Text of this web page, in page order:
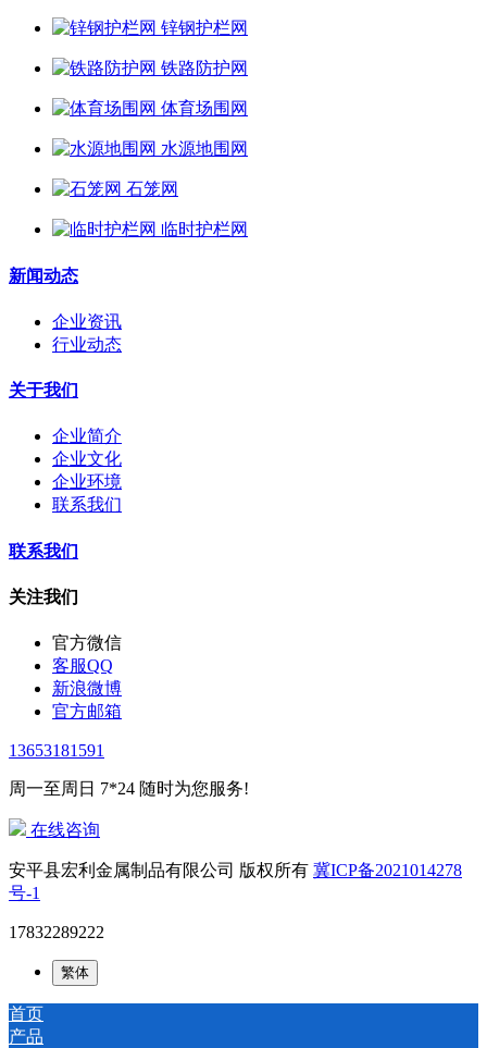
锌钢护栏网
铁路防护网
体育场围网
水源地围网
石笼网
临时护栏网
新闻动态
企业资讯
行业动态
关于我们
企业简介
企业文化
企业环境
联系我们
联系我们
关注我们
官方微信
客服QQ
新浪微博
官方邮箱
13653181591
周一至周日 7*24 随时为您服务!
在线咨询
安平县宏利金属制品有限公司 版权所有 冀ICP备2021014278
号-1
17832289222
繁体
首页
产品